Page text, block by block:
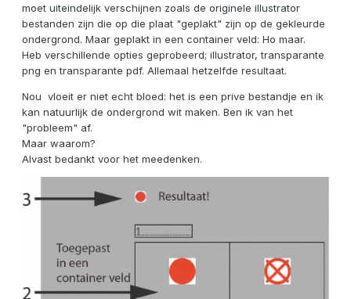
moet uiteindelijk verschijnen zoals de originele illustrator
bestanden zijn die op die plaat "geplakt" zijn op de gekleurde
ondergrond. Maar geplakt in een container veld: Ho maar.
Heb verschillende opties geprobeerd; illustrator, transparante
png en transparante pdf. Allemaal hetzelfde resultaat.
Nou vloeit er niet echt bloed: het is een prive bestandje en ik
kan natuurlijk de ondergrond wit maken. Ben ik van het
"probleem" af.
Maar waarom?
Alvast bedankt voor het meedenken.